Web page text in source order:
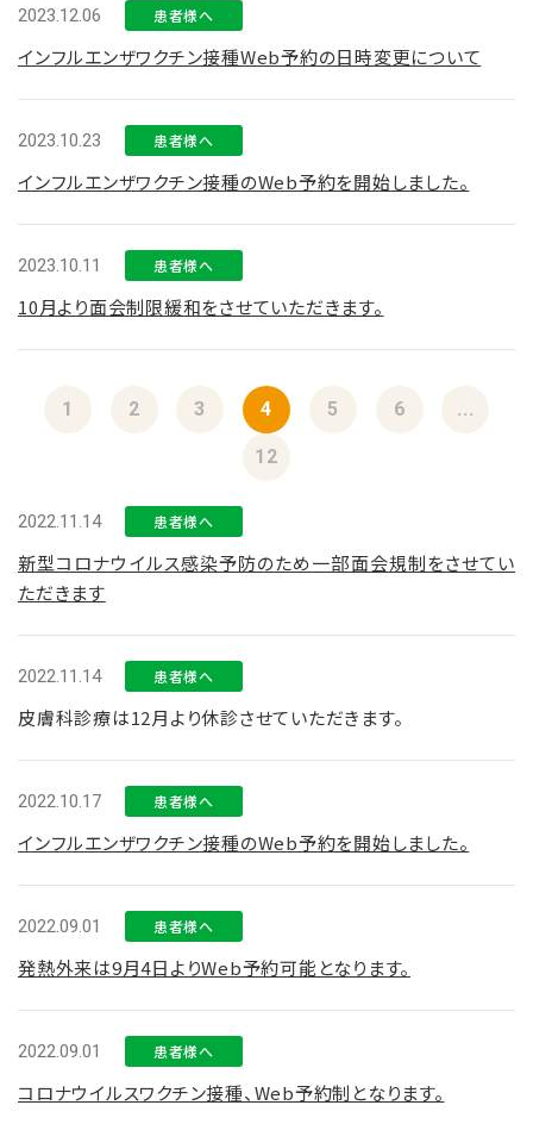
2023.12.06 患者様へ
インフルエンザワクチン接種Web予約の日時変更について
2023.10.23 患者様へ
インフルエンザワクチン接種のWeb予約を開始しました。
2023.10.11 患者様へ
10月より面会制限緩和をさせていただきます。
1 2 3 4 5 6 ...
12
2022.11.14 患者様へ
新型コロナウイルス感染予防のため一部面会規制をさせてい
ただきます
2022.11.14 患者様へ
皮膚科診療は12月より休診させていただきます。
2022.10.17 患者様へ
インフルエンザワクチン接種のWeb予約を開始しました。
2022.09.01 患者様へ
発熱外来は9月4日よりWeb予約可能となります。
2022.09.01 患者様へ
コロナウイルスワクチン接種、Web予約制となります。